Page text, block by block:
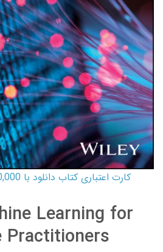
Learning for
Practitioners